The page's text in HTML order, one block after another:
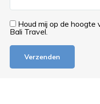
Houd mij op de hoogte
Bali Travel.
Verzenden